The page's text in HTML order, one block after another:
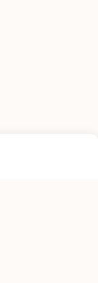
pour sa
producteurs
du
cette
et
le